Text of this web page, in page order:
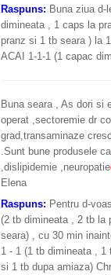
Raspuns: Buna ziua d-
dimineata , 1 caps la
pranz si 1 tb seara ) la
ACAI 1-1-1 (1 capac
Buna seara , As dori si
operat ,sectoremie dr
grad,transaminaze
.Sunt bune produsele
,dislipidemie ,neuropatie
Elena
Raspuns: Pentru d-
(2 tb dimineata , 2 tb la
seara) , cu 30 min
1 - 1 (1 tb dimineata , 1
si 1 tb dupa amiaza)